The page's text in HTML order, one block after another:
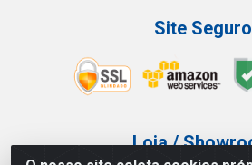
Site Seguro
Loja /